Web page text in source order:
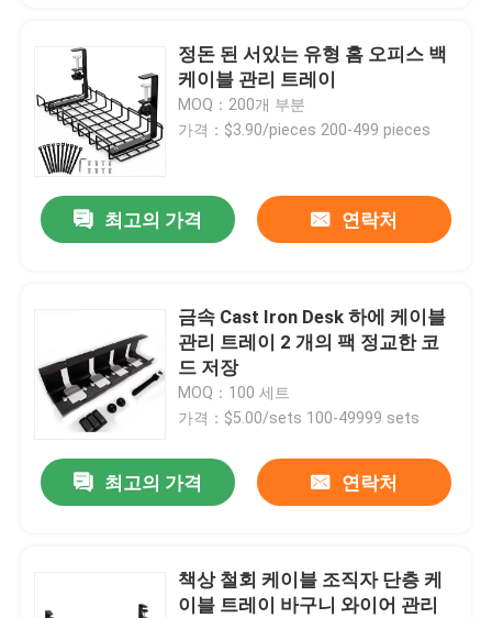
정돈 된 서있는 유형 홈 오피스 백
케이블 관리 트레이
MOQ：200개 부분
가격：$3.90/pieces 200-499 pieces
최고의 가격 연락처
금속 Cast Iron Desk 하에 케이블
관리 트레이 2 개의 팩 정교한 코
드 저장
MOQ：100 세트
가격：$5.00/sets 100-49999 sets
최고의 가격 연락처
책상 철회 케이블 조직자 단층 케
이블 트레이 바구니 와이어 관리